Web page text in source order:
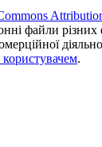
файли
користувачем.